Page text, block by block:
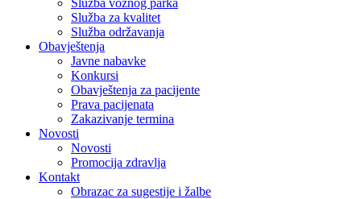
Služba za kvalitet
Služba održavanja
Obavještenja
Javne nabavke
Konkursi
Obavještenja za pacijente
Prava pacijenata
Zakazivanje termina
Novosti
Novosti
Promocija zdravlja
Kontakt
Obrazac za sugestije i žalbe